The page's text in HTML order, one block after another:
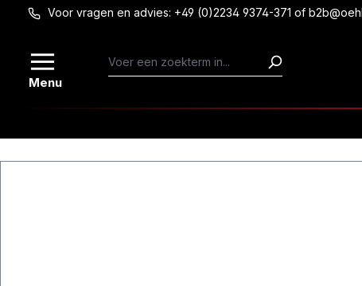
Ga naar de hoofdinhoud
Voor vragen en advies: +49 (0)2234 9374-371 of
Menu